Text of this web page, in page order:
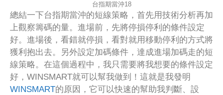
台指期當沖18
總結一下台指期當沖的短線策略，首先用技術分析再加
上觀察籌碼的量。進場前，先將停損停利的條件設定
好。進場後，看錯就停損，看對就用移動停利的方式將
獲利抱出去。另外設定加碼條件，達成進場加碼走的短
線策略。在這個過程中，我只需要將我想要的條件設定
好，WINSMART就可以幫我做到！這就是我發明
WINSMART的原因，它可以快速的幫助我判斷、設